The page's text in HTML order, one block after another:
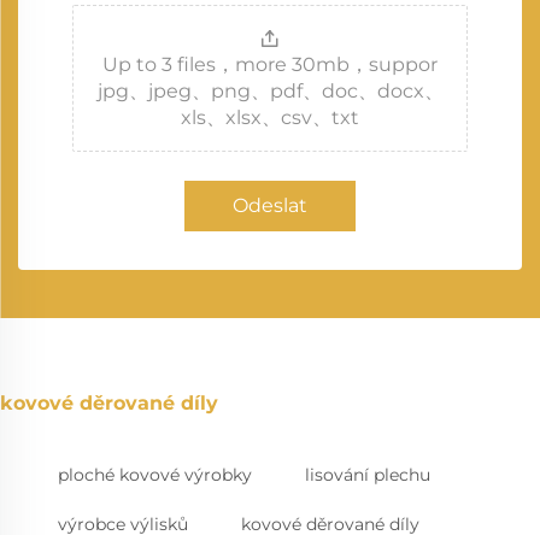
Up to 3 files，more 30mb，suppor
jpg、jpeg、png、pdf、doc、docx、
xls、xlsx、csv、txt
Odeslat
kovové děrované díly
ploché kovové výrobky lisování plechu
výrobce výlisků kovové děrované díly